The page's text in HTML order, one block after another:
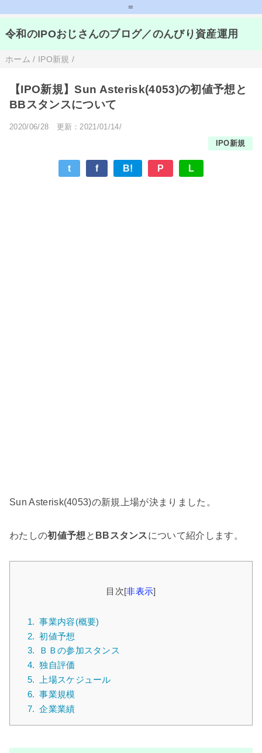
=
令和のIPOおじさんのブログ／のんびり資産運用
ホーム / IPO新規 /
【IPO新規】Sun Asterisk(4053)の初値予想と
BBスタンスについて
2020/06/28 更新：2021/01/14/
IPO新規
t f B! P L
Sun Asterisk(4053)の新規上場が決まりました。
わたしの初値予想 と BBスタンスについて紹介します。
目次[非表示]
1. 事業内容(概要)
2. 初値予想
3.
ＢＢの参加スタンス
4. 独自評価
5.
上場スケジュール
6. 事業規模
7. 企業業績